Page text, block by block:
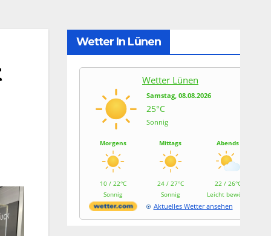
Wetter In Lünen
Wetter Lünen
Samstag, 08.08.2026
25°C
Sonnig
Morgens
10 / 22°C
Sonnig
Mittags
24 / 27°C
Sonnig
Abends
22 / 26°C
Leicht bewölkt
Aktuelles Wetter ansehen